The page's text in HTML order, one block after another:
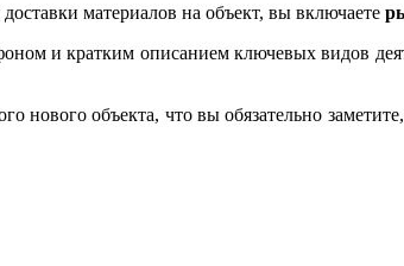
материалов на объект, вы включаете
и кратким описанием ключевых видов
объекта, что вы обязательно